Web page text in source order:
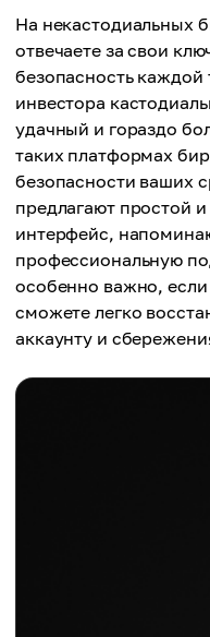
На некастодиальных
отвечаете за свои
безопасность
инвестора
удачный и гораздо
таких платформах
безопасности ваших
предлагают простой
интерфейс,
профессиональную
особенно важно, если
сможете легко
аккаунту и